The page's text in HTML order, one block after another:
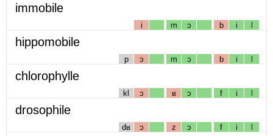
immobile
i m ɔ b i l
hippomobile
p ɔ m ɔ b i l
chlorophylle
kl ɔ ʁ ɔ f i l
drosophile
dʁ ɔ z ɔ f i l